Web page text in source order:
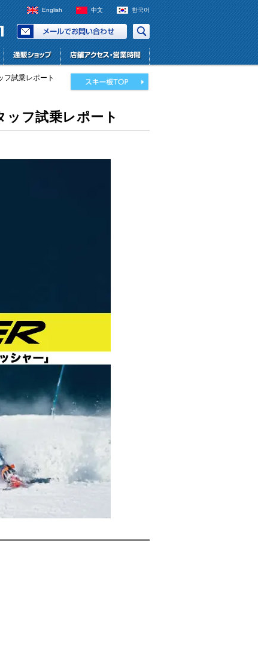
English 中文 한국어
フ試乗レポート
フ試乗レポート